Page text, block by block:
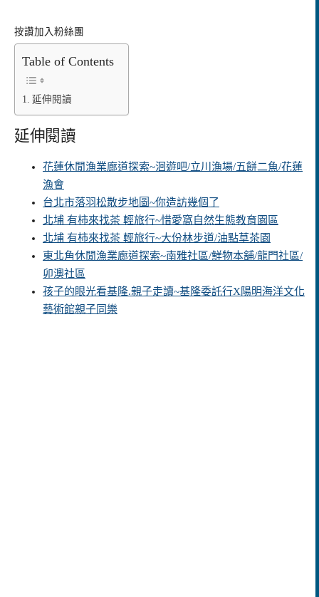
按讚加入粉絲團
Table of Contents
延伸閱讀
延伸閱讀
花蓮休閒漁業廊道探索~洄遊吧/立川漁場/五餅二魚/花蓮
漁會
台北市落羽松散步地圖~你造訪幾個了
北埔 有柿來找茶 輕旅行~惜愛窩自然生態教育園區
北埔 有柿來找茶 輕旅行~大份林步道/油點草茶園
東北角休閒漁業廊道探索~南雅社區/鮮物本舖/龍門社區/
卯澳社區
孩子的眼光看基隆.親子走讀~基隆委託行X陽明海洋文化
藝術館親子同樂